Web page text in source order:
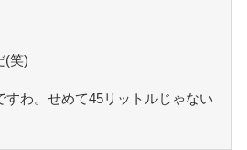
(笑)
すわ。せめて45リットルじゃない